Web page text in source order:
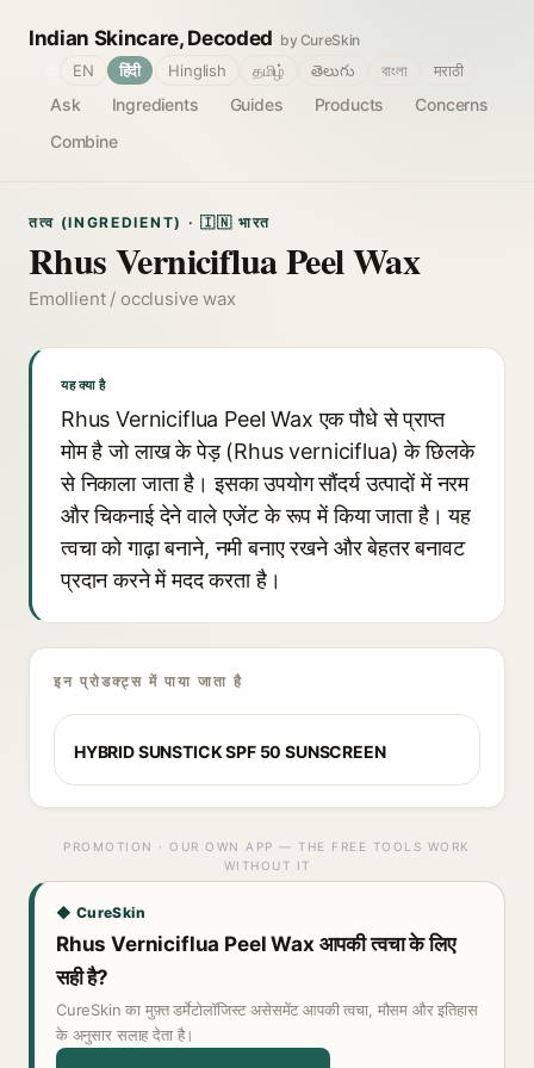
Indian Skincare, Decoded by CureSkin
Ask Ingredients Guides Products
Concerns
Combine
EN हिंदी Hinglish தமிழ் తెలుగు বাংলা मराठी
तत्व (INGREDIENT) · 🇮🇳 भारत
Rhus Verniciflua Peel Wax
Emollient / occlusive wax
यह क्या है
Rhus Verniciflua Peel Wax एक पौधे से प्राप्त
मोम है जो लाख के पेड़ (Rhus verniciflua) के छिलके
से निकाला जाता है। इसका उपयोग सौंदर्य उत्पादों में नरम
और चिकनाई देने वाले एजेंट के रूप में किया जाता है। यह
त्वचा को गाढ़ा बनाने, नमी बनाए रखने और बेहतर बनावट
प्रदान करने में मदद करता है।
इन प्रोडक्ट्स में पाया जाता है
HYBRID SUNSTICK SPF 50 SUNSCREEN
PROMOTION · OUR OWN APP — THE FREE TOOLS WORK
WITHOUT IT
◆ CureSkin
Rhus Verniciflua Peel Wax आपकी त्वचा के लिए
सही है?
CureSkin का मुफ़्त डर्मेटोलॉजिस्ट असेसमेंट आपकी त्वचा, मौसम और इतिहास
के अनुसार सलाह देता है।